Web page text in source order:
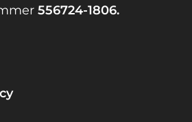
556724-1806.